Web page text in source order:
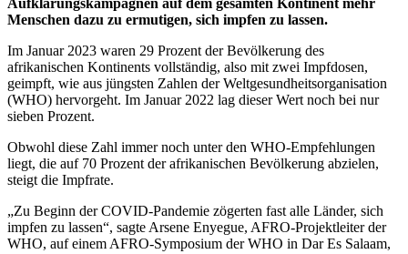
Aufklärungskampagnen auf dem gesamten Kontinent mehr
Menschen dazu zu ermutigen, sich impfen zu lassen.
Im Januar 2023 waren 29 Prozent der Bevölkerung des
afrikanischen Kontinents vollständig, also mit zwei Impfdosen,
geimpft, wie aus jüngsten Zahlen der Weltgesundheitsorganisation
(WHO) hervorgeht. Im Januar 2022 lag dieser Wert noch bei nur
sieben Prozent.
Obwohl diese Zahl immer noch unter den WHO-Empfehlungen
liegt, die auf 70 Prozent der afrikanischen Bevölkerung abzielen,
steigt die Impfrate.
„Zu Beginn der COVID-Pandemie zögerten fast alle Länder, sich
impfen zu lassen“, sagte Arsene Enyegue, AFRO-Projektleiter der
WHO, auf einem AFRO-Symposium der WHO in Dar Es Salaam,